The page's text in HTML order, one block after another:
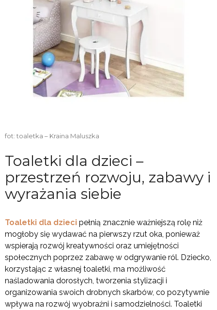
fot: toaletka – Kraina Maluszka
Toaletki dla dzieci –
przestrzeń rozwoju, zabawy i
wyrażania siebie
Toaletki dla dzieci pełnią znacznie ważniejszą rolę niż
mogłoby się wydawać na pierwszy rzut oka, ponieważ
wspierają rozwój kreatywności oraz umiejętności
społecznych poprzez zabawę w odgrywanie ról. Dziecko,
korzystając z własnej toaletki, ma możliwość
naśladowania dorosłych, tworzenia stylizacji i
organizowania swoich drobnych skarbów, co pozytywnie
wpływa na rozwój wyobraźni i samodzielności. Toaletki